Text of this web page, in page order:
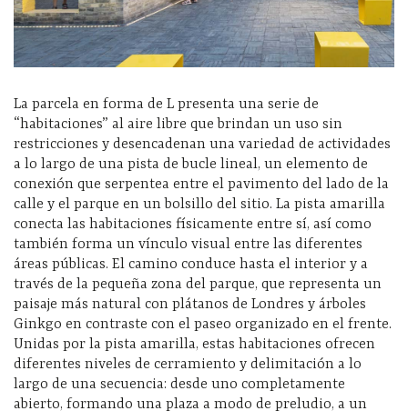
La parcela en forma de L presenta una serie de
“habitaciones” al aire libre que brindan un uso sin
restricciones y desencadenan una variedad de actividades
a lo largo de una pista de bucle lineal, un elemento de
conexión que serpentea entre el pavimento del lado de la
calle y el parque en un bolsillo del sitio. La pista amarilla
conecta las habitaciones físicamente entre sí, así como
también forma un vínculo visual entre las diferentes
áreas públicas. El camino conduce hasta el interior y a
través de la pequeña zona del parque, que representa un
paisaje más natural con plátanos de Londres y árboles
Ginkgo en contraste con el paseo organizado en el frente.
Unidas por la pista amarilla, estas habitaciones ofrecen
diferentes niveles de cerramiento y delimitación a lo
largo de una secuencia: desde uno completamente
abierto, formando una plaza a modo de preludio, a un